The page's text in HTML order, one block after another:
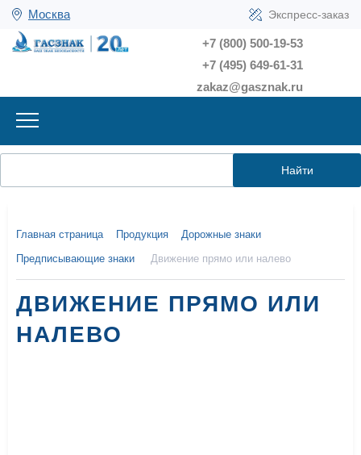
Москва Экспресс-заказ
+7 (800) 500-19-53
+7 (495) 649-61-31
zakaz@gasznak.ru
Найти
Главная страница Продукция
Дорожные знаки
Предписывающие знаки
Движение прямо или налево
ДВИЖЕНИЕ ПРЯМО ИЛИ
НАЛЕВО